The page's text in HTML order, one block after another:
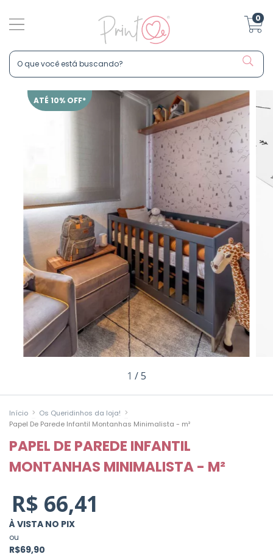
0
ATÉ 10% OFF*
1 /5
Início > Os Queridinhos da loja! >
Papel De Parede Infantil Montanhas Minimalista - m²
PAPEL DE PAREDE INFANTIL
MONTANHAS MINIMALISTA - M²
R$ 66,41
À VISTA NO PIX
ou
R$69,90